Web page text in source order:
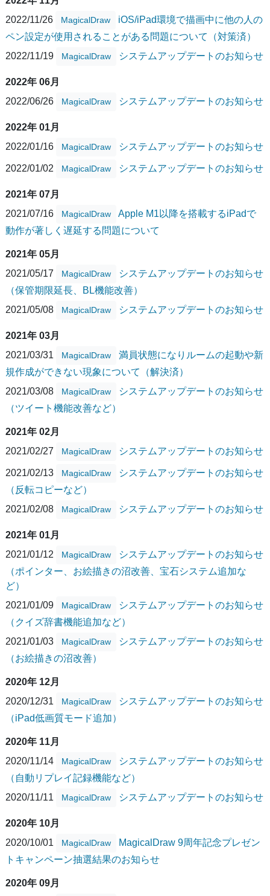
2022/11/26
MagicalDraw
iOS/iPad環境で描画中に他の人の
ペン設定が使用されることがある問題について（対策済）
2022/11/19
MagicalDraw システムアップデートのお知らせ
2022年 06月
2022/06/26
MagicalDraw システムアップデートのお知らせ
2022年 01月
2022/01/16
MagicalDraw システムアップデートのお知らせ
2022/01/02 MagicalDraw システムアップデートのお知らせ
2021年 07月
2021/07/16
MagicalDraw
Apple M1以降を搭載するiPadで
動作が著しく遅延する問題について
2021年 05月
2021/05/17
MagicalDraw
システムアップデートのお知らせ
（保管期限延長、BL機能改善）
2021/05/08
MagicalDraw システムアップデートのお知らせ
2021年 03月
2021/03/31
MagicalDraw
満員状態になりルームの起動や新
規作成ができない現象について（解決済）
2021/03/08
MagicalDraw
システムアップデートのお知らせ
（ツイート機能改善など）
2021年 02月
2021/02/27
MagicalDraw システムアップデートのお知らせ
2021/02/13 MagicalDraw
システムアップデートのお知らせ
（反転コピーなど）
2021/02/08
MagicalDraw システムアップデートのお知らせ
2021年 01月
2021/01/12
MagicalDraw
システムアップデートのお知らせ
（ポインター、お絵描きの沼改善、宝石システム追加な
ど）
2021/01/09
MagicalDraw
システムアップデートのお知らせ
（クイズ辞書機能追加など）
2021/01/03
MagicalDraw
システムアップデートのお知らせ
（お絵描きの沼改善）
2020年 12月
2020/12/31
MagicalDraw
システムアップデートのお知らせ
（iPad低画質モード追加）
2020年 11月
2020/11/14
MagicalDraw
システムアップデートのお知らせ
（自動リプレイ記録機能など）
2020/11/11
MagicalDraw システムアップデートのお知らせ
2020年 10月
2020/10/01
MagicalDraw
MagicalDraw 9周年記念プレゼン
トキャンペーン抽選結果のお知らせ
2020年 09月